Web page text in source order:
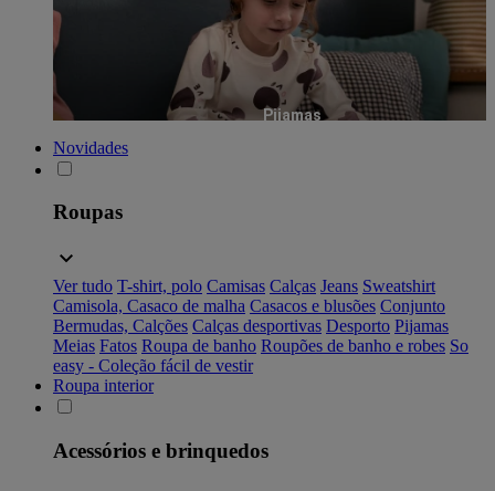
Pijamas
Novidades
Roupas
Ver tudo T-shirt, polo Camisas Calças Jeans Sweatshirt
Camisola, Casaco de malha Casacos e blusões Conjunto
Bermudas, Calções Calças desportivas Desporto Pijamas
Meias Fatos Roupa de banho Roupões de banho e robes So
easy - Coleção fácil de vestir
Roupa interior
Acessórios e brinquedos